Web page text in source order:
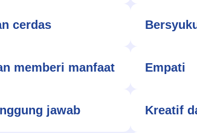
cerdas
memberi manfaat Empati
jawab Kreatif